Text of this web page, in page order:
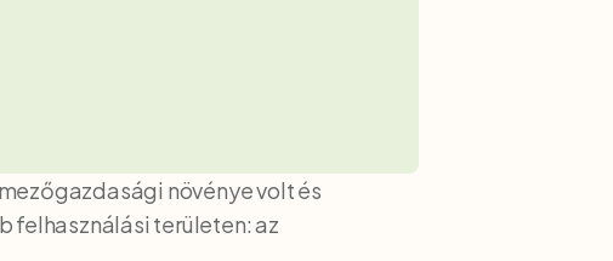
növénye volt és
felhasználási területen: az